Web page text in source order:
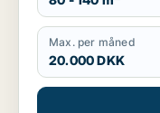
Max. per måned
20.000 DKK